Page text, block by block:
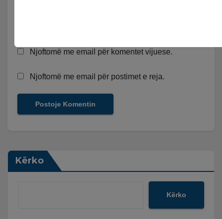
Njoftomë me email për komentet vijuese.
Njoftomë me email për postimet e reja.
Kërko
Kërko